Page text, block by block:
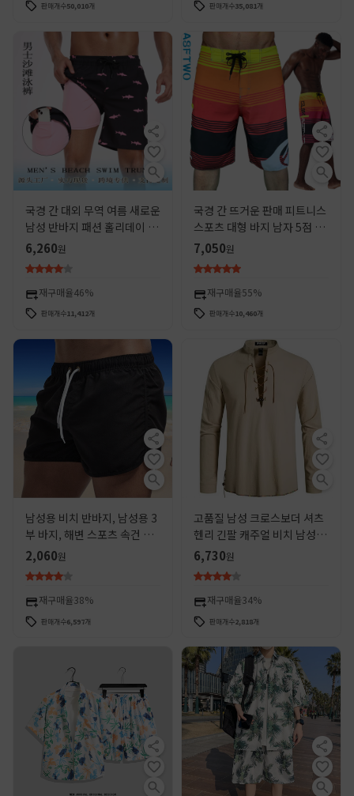
판매개수50,010개 판매개수35,081개
국경 간 대외 무역 여름 새로운
남성 반바지 패션 홀리데이 비
치 바지 남자 플러스 사이즈 4
코너 밀크 실크 내부
6,260원
재구매율46%
판매개수11,412개
국경 간 뜨거운 판매 피트니스
스포츠 대형 바지 남자 5점 복
숭아 피부 서핑 빠른 건조 해변
바지 2024 반바지
7,050원
재구매율55%
판매개수10,460개
남성용 비치 반바지, 남성용 3
부 바지, 해변 스포츠 속건 바
지, 캐주얼 바지, 수영복, 로고
맞춤 제작 가능
2,060원
재구매율38%
판매개수6,597개
고품질 남성 크로스보더 셔츠
헨리 긴팔 캐주얼 비치 남성 유
럽과 미국 스탠드 칼라 히피 셔
츠
6,730원
재구매율34%
판매개수2,818개